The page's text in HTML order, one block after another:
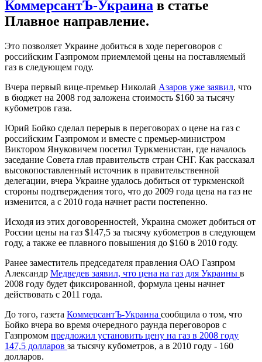
КоммерсантЪ-Украина в статье
Плавное направление.
Это позволяет Украине добиться в ходе переговоров с
российским Газпромом приемлемой цены на поставляемый
газ в следующем году.
Вчера первый вице-премьер Николай Азаров уже заявил, что
в бюджет на 2008 год заложена стоимость $160 за тысячу
кубометров газа.
Юрий Бойко сделал перерыв в переговорах о цене на газ с
российским Газпромом и вместе с премьер-министром
Виктором Януковичем посетил Туркменистан, где началось
заседание Совета глав правительств стран СНГ. Как рассказал
высокопоставленный источник в правительственной
делегации, вчера Украине удалось добиться от туркменской
стороны подтверждения того, что до 2009 года цена на газ не
изменится, а с 2010 года начнет расти постепенно.
Исходя из этих договоренностей, Украина сможет добиться от
России цены на газ $147,5 за тысячу кубометров в следующем
году, а также ее плавного повышения до $160 в 2010 году.
Ранее заместитель председателя правления ОАО Газпром
Александр Медведев заявил, что цена на газ для Украины в
2008 году будет фиксированной, формула цены начнет
действовать с 2011 года.
До того, газета КоммерсантЪ-Украина сообщила о том, что
Бойко вчера во время очередного раунда переговоров с
Газпромом предложил установить цену на газ в 2008 году
147,5 долларов за тысячу кубометров, а в 2010 году - 160
долларов.